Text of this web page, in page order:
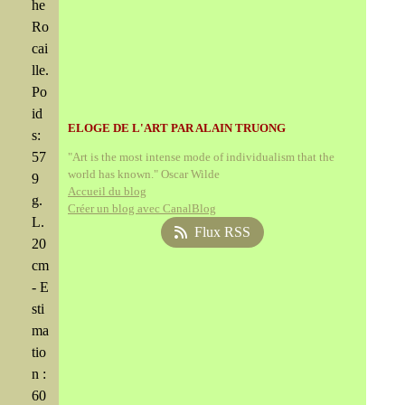
he
Ro
cai
lle.
Po
id
s:
57
9
g.
L.
20
cm
- E
sti
ma
tio
n :
60
ELOGE DE L'ART PAR ALAIN TRUONG
"Art is the most intense mode of individualism that the
world has known." Oscar Wilde
Accueil du blog
Créer un blog avec CanalBlog
Flux RSS